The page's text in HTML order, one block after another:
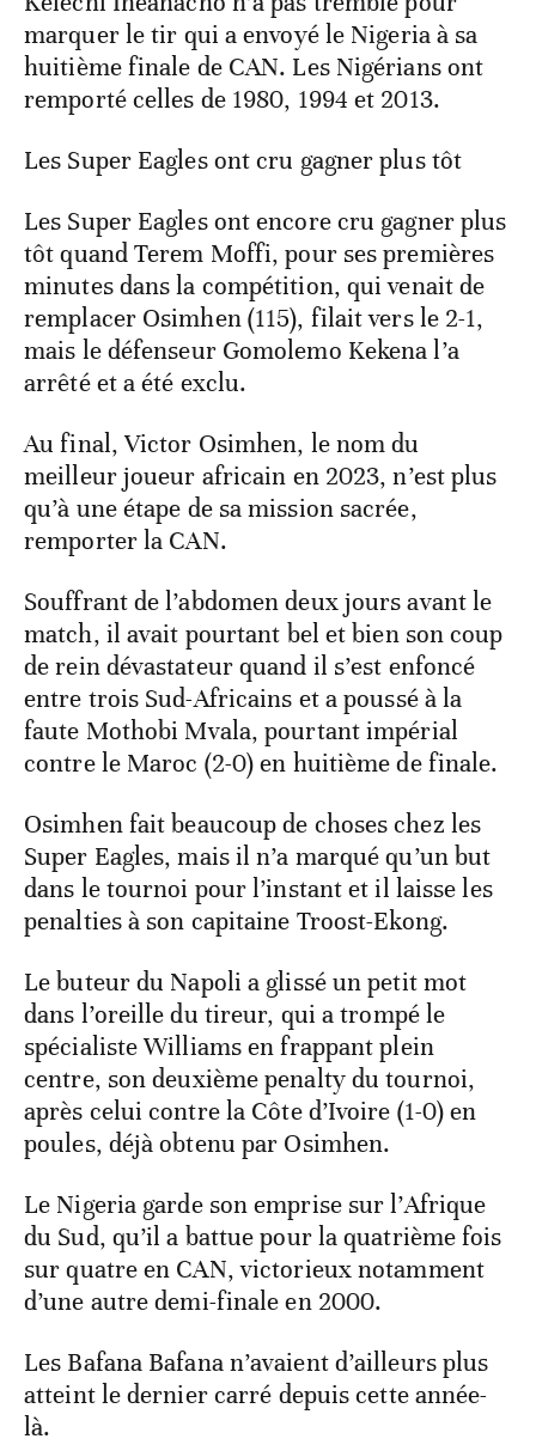
marquer le tir qui a envoyé le Nigeria à sa
huitième finale de CAN. Les Nigérians ont
remporté celles de 1980, 1994 et 2013.
Les Super Eagles ont cru gagner plus tôt
Les Super Eagles ont encore cru gagner plus
tôt quand Terem Moffi, pour ses premières
minutes dans la compétition, qui venait de
remplacer Osimhen (115), filait vers le 2-1,
mais le défenseur Gomolemo Kekena l’a
arrêté et a été exclu.
Au final, Victor Osimhen, le nom du
meilleur joueur africain en 2023, n’est plus
qu’à une étape de sa mission sacrée,
remporter la CAN.
Souffrant de l’abdomen deux jours avant le
match, il avait pourtant bel et bien son coup
de rein dévastateur quand il s’est enfoncé
entre trois Sud-Africains et a poussé à la
faute Mothobi Mvala, pourtant impérial
contre le Maroc (2-0) en huitième de finale.
Osimhen fait beaucoup de choses chez les
Super Eagles, mais il n’a marqué qu’un but
dans le tournoi pour l’instant et il laisse les
penalties à son capitaine Troost-Ekong.
Le buteur du Napoli a glissé un petit mot
dans l’oreille du tireur, qui a trompé le
spécialiste Williams en frappant plein
centre, son deuxième penalty du tournoi,
après celui contre la Côte d’Ivoire (1-0) en
poules, déjà obtenu par Osimhen.
Le Nigeria garde son emprise sur l’Afrique
du Sud, qu’il a battue pour la quatrième fois
sur quatre en CAN, victorieux notamment
d’une autre demi-finale en 2000.
Les Bafana Bafana n’avaient d’ailleurs plus
atteint le dernier carré depuis cette année-
là.